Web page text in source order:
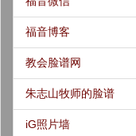
福音博客
教会脸谱网
朱志山牧师的脸谱
iG照片墙